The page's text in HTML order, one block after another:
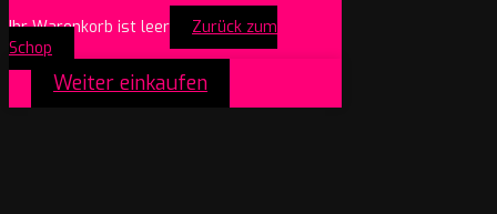
Ihr Warenkorb ist leer
Zurück zum
Schop
Weiter einkaufen